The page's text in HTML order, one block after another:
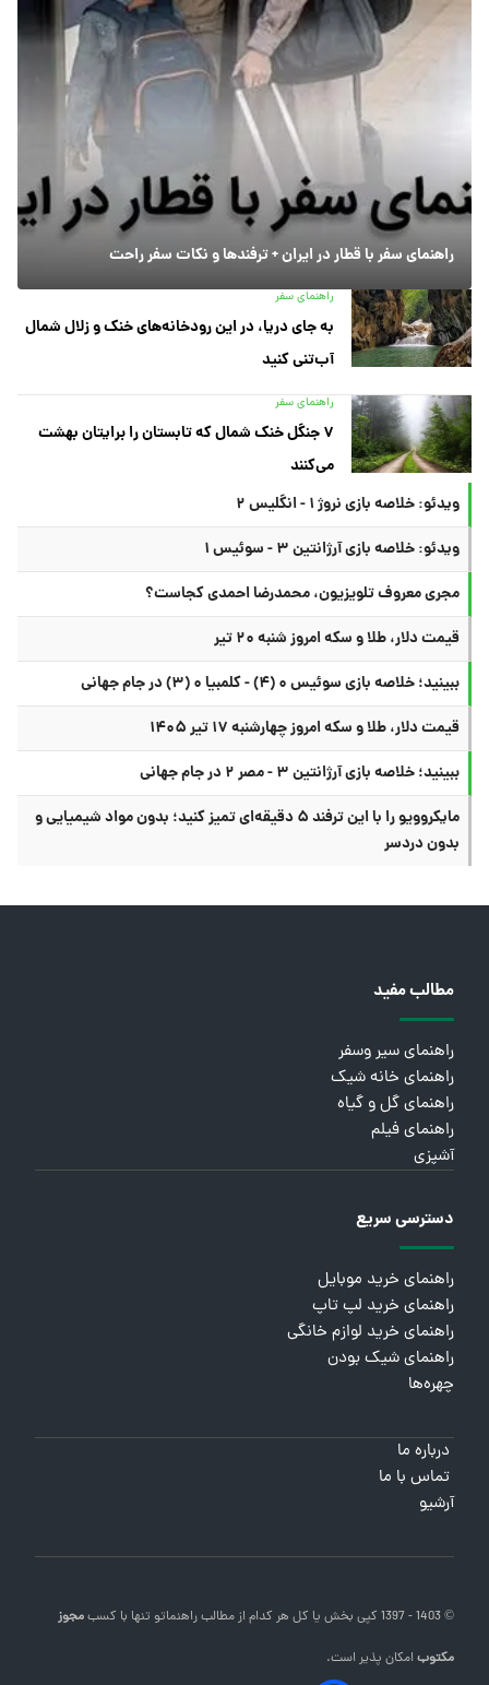
راهنمای سفر با قطار در ایران + ترفندها و نکات سفر راحت
راهنمای سفر
به جای دریا، در این رودخانه‌های خنک و زلال شمال
آب‌تنی کنید
راهنمای سفر
۷ جنگل خنک شمال که تابستان را برایتان بهشت
می‌کنند
ویدئو: خلاصه بازی نروژ ۱ - انگلیس ۲
ویدئو: خلاصه بازی آرژانتین ۳ - سوئیس ۱
مجری معروف تلویزیون، محمدرضا احمدی کجاست؟
قیمت دلار، طلا و سکه امروز شنبه ۲۰ تیر
ببینید؛ خلاصه بازی سوئیس ۰ (۴) - کلمبیا ۰ (۳) در جام جهانی
قیمت دلار، طلا و سکه امروز چهارشنبه ۱۷ تیر ۱۴۰۵
ببینید؛ خلاصه بازی آرژانتین ۳ - مصر ۲ در جام جهانی
مایکروویو را با این ترفند ۵ دقیقه‌ای تمیز کنید؛ بدون مواد شیمیایی و
بدون دردسر
مطالب مفید
راهنمای سیر وسفر
راهنمای خانه شیک
راهنمای گل و گیاه
راهنمای فیلم
آشپزی
دسترسی سریع
راهنمای خرید موبایل
راهنمای خرید لپ تاپ
راهنمای خرید لوازم خانگی
راهنمای شیک بودن
چهره‌ها
درباره ما
تماس با ما
آرشیو
© 1403 - 1397 کپی بخش یا کل هر کدام از مطالب راهنماتو تنها با کسبمجوز
مکتوبامکان پذیر است.